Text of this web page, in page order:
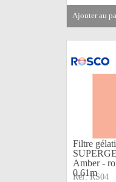
ajouter au
Filtre
Amber -
0,61m
Réf: RS04